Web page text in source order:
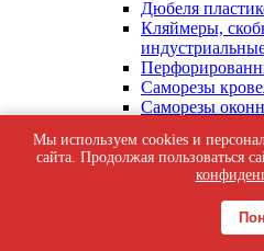
Дюбеля
Кляймеры,
Саморезы
Саморезы
Саморезы
Такелаж
Тросы, цепи
Шурупы
Шурупы с
Мы используем cookies и
сайта. Продолжая пользоваться